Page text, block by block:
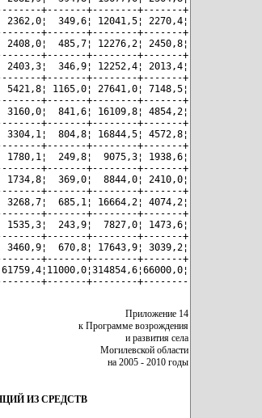
+-------+--------+-------+
349,6¦ 12041,5¦ 2270,4¦
+-------+--------+-------+
485,7¦ 12276,2¦ 2450,8¦
+-------+--------+-------+
346,9¦ 12252,4¦ 2013,4¦
+-------+--------+-------+
1165,0¦ 27641,0¦ 7148,5¦
+-------+--------+-------+
841,6¦ 16109,8¦ 4854,2¦
+-------+--------+-------+
804,8¦ 16844,5¦ 4572,8¦
+-------+--------+-------+
249,8¦  9075,3¦ 1938,6¦
+-------+--------+-------+
369,0¦  8844,0¦ 2410,0¦
+-------+--------+-------+
685,1¦ 16664,2¦ 4074,2¦
+-------+--------+-------+
243,9¦  7827,0¦ 1473,6¦
+-------+--------+-------+
670,8¦ 17643,9¦ 3039,2¦
+-------+--------+-------+
Приложение 14
к Программе возрождения
и развития села
Могилевской области
на 2005 - 2010 годы
ИЗ СРЕДСТВ